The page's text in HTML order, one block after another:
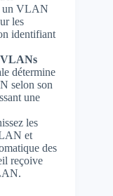
un VLAN
les
identifiant
détermine
selon son
une
les
et
des
reçoive